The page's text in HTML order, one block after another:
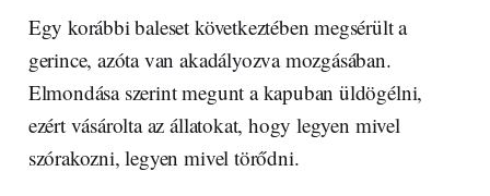
Egy korábbi baleset következtében megsérült a
gerince, azóta van akadályozva mozgásában.
Elmondása szerint megunt a kapuban üldögélni,
ezért vásárolta az állatokat, hogy legyen mivel
szórakozni, legyen mivel törődni.